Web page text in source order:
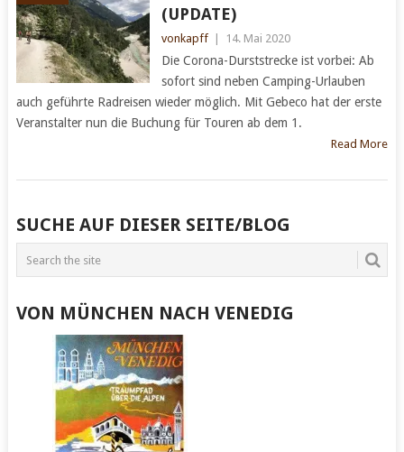
(UPDATE)
vonkapff 14. Mai 2020
Die Corona-Durststrecke ist vorbei: Ab
sofort sind neben Camping-Urlauben
auch geführte Radreisen wieder möglich. Mit Gebeco hat der erste
Veranstalter nun die Buchung für Touren ab dem 1.
Read More
POSTS
NAVIGATION
SUCHE AUF DIESER SEITE/BLOG
VON MÜNCHEN NACH VENEDIG